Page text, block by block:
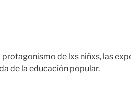
de lxs niñxs, las
de la educación popular.